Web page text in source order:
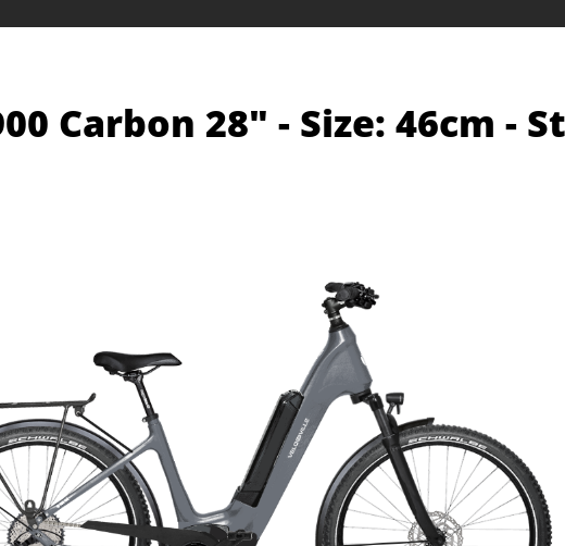
Carbon 28" - Size: 46cm -